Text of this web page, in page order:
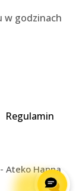
w godzinach
Regulamin
Ateko Hanna